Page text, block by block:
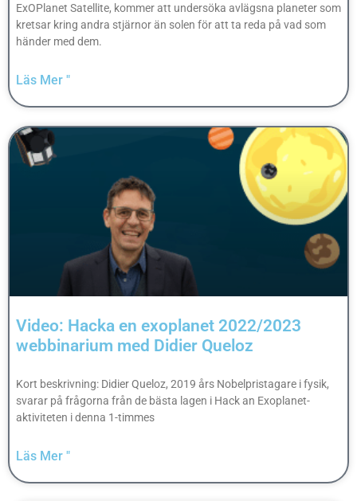
ExOPlanet Satellite, kommer att undersöka avlägsna planeter som
kretsar kring andra stjärnor än solen för att ta reda på vad som
händer med dem.
Läs Mer "
Video: Hacka en exoplanet 2022/2023
webbinarium med Didier Queloz
Kort beskrivning: Didier Queloz, 2019 års Nobelpristagare i fysik,
svarar på frågorna från de bästa lagen i Hack an Exoplanet-
aktiviteten i denna 1-timmes
Läs Mer "